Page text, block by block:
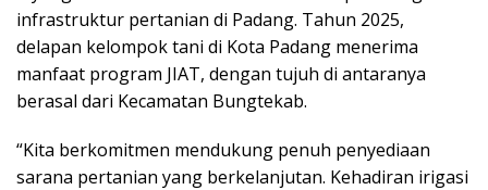
infrastruktur pertanian di Padang. Tahun 2025,
delapan kelompok tani di Kota Padang menerima
manfaat program JIAT, dengan tujuh di antaranya
berasal dari Kecamatan Bungtekab.
“Kita berkomitmen mendukung penuh penyediaan
sarana pertanian yang berkelanjutan. Kehadiran irigasi